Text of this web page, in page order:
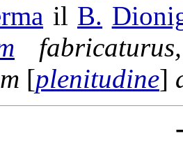
il B.
fabricaturus
[plenitudine]